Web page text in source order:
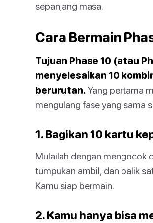
sepanjang masa.
Cara Bermain
Tujuan Phase 10 (atau
menyelesaikan 10
berurutan. Yang pertama
mengulang fase yang sama
1. Bagikan 10 kartu
Mulailah dengan mengocok
tumpukan ambil, dan balik
Kamu siap bermain.
2. Kamu hanya bisa